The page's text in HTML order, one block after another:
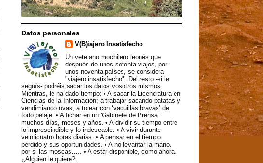
Datos personales
V(B)iajero Insatisfecho
Un veterano mochilero leonés que
después de unos setenta viajes, por
unos noventa países, se considera
"viajero insatisfecho". Del resto -si le
seguís- podréis sacar los datos vosotros mismos.
Mientras, le ha dado tiempo: • A sacar la Licenciatura en
Ciencias de la Información; a trabajar sacando patatas y
vendimiando uvas; a torear con ‘vaquillas bravas’ de
todo pelaje. • A fichar en un 'Gabinete de Prensa'
muchos días, meses y años. • A dividir su tiempo entre
lo imprescindible y lo indeseable. • A vivir durante
veinticuatro horas diarias. • A pensar en el tiempo
perdido y sus oportunidades. • A no levantar la mano,
por si las moscas….. • A estar disponible, como ahora.
¿Alguien le quiere?.